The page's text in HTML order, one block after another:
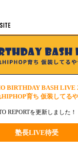
BIRTHDAY BASH LIVE
育ち 仮装してる
REPORTを更新しました！
塾長LIVE待受